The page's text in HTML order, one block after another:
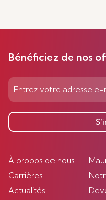
Bénéficiez de nos
À propos de nous
Carrières
Actualités